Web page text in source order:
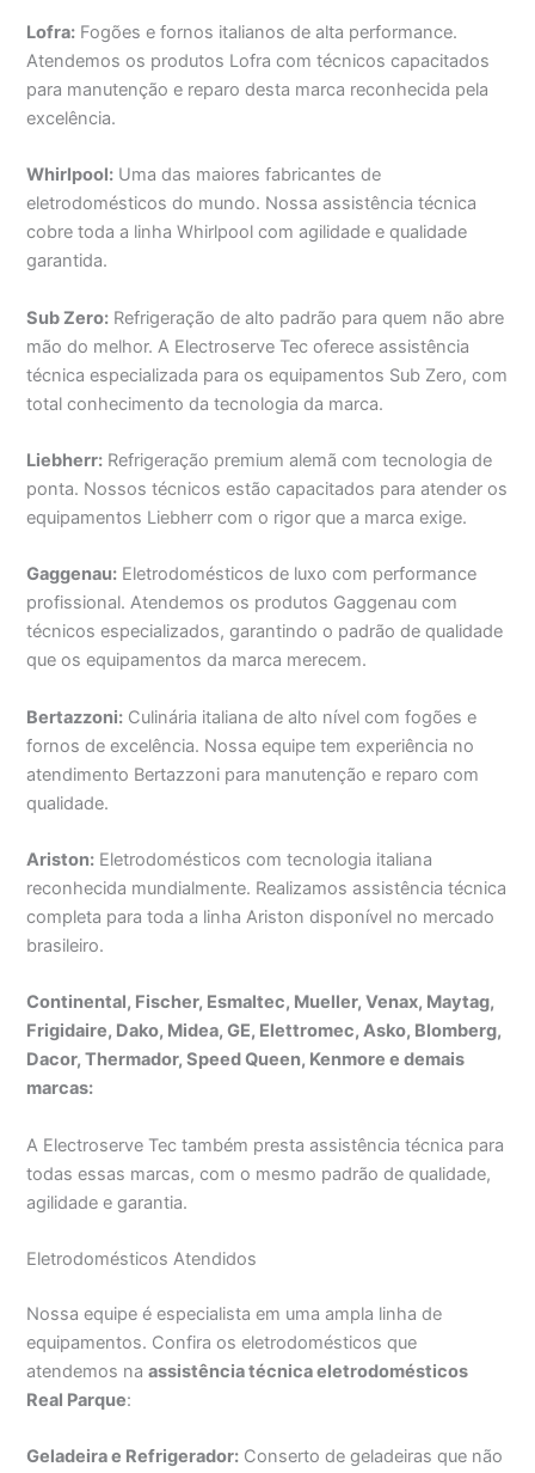
Lofra: Fogões e fornos italianos de alta performance.
Atendemos os produtos Lofra com técnicos capacitados
para manutenção e reparo desta marca reconhecida pela
excelência.
Whirlpool: Uma das maiores fabricantes de
eletrodomésticos do mundo. Nossa assistência técnica
cobre toda a linha Whirlpool com agilidade e qualidade
garantida.
Sub Zero: Refrigeração de alto padrão para quem não abre
mão do melhor. A Electroserve Tec oferece assistência
técnica especializada para os equipamentos Sub Zero, com
total conhecimento da tecnologia da marca.
Liebherr: Refrigeração premium alemã com tecnologia de
ponta. Nossos técnicos estão capacitados para atender os
equipamentos Liebherr com o rigor que a marca exige.
Gaggenau: Eletrodomésticos de luxo com performance
profissional. Atendemos os produtos Gaggenau com
técnicos especializados, garantindo o padrão de qualidade
que os equipamentos da marca merecem.
Bertazzoni: Culinária italiana de alto nível com fogões e
fornos de excelência. Nossa equipe tem experiência no
atendimento Bertazzoni para manutenção e reparo com
qualidade.
Ariston: Eletrodomésticos com tecnologia italiana
reconhecida mundialmente. Realizamos assistência técnica
completa para toda a linha Ariston disponível no mercado
brasileiro.
Continental, Fischer, Esmaltec, Mueller, Venax, Maytag,
Frigidaire, Dako, Midea, GE, Elettromec, Asko, Blomberg,
Dacor, Thermador, Speed Queen, Kenmore e demais
marcas:
A Electroserve Tec também presta assistência técnica para
todas essas marcas, com o mesmo padrão de qualidade,
agilidade e garantia.
Eletrodomésticos Atendidos
Nossa equipe é especialista em uma ampla linha de
equipamentos. Confira os eletrodomésticos que
atendemos naassistência técnica eletrodomésticos
Real Parque:
Geladeira e Refrigerador: Conserto de geladeiras que não